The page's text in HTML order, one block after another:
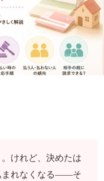
。けれど、決めたは
まれなくなる――そ